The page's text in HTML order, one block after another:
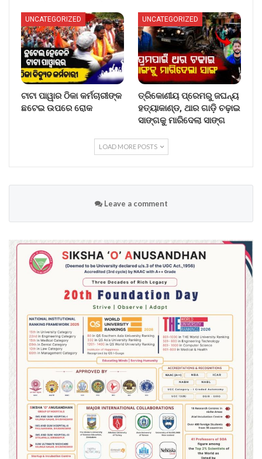
UNCATEGORIZED
ଟାଟା ପାୱାର ଠିକା କର୍ମଚାରୀଙ୍କ
ଛଟେଇ ଉପରେ ରୋକ
UNCATEGORIZED
ତ୍ରିକୋଣୀୟ ପ୍ରେମରୁ ଜଘନ୍ୟ
ହତ୍ୟାକାଣ୍ଡ, ଥାର ଗାଡ଼ି ଚଢ଼ାଇ
ସାଙ୍ଗକୁ ମାରିଦେଲା ସାଙ୍ଗ
LOAD MORE POSTS
Leave a comment